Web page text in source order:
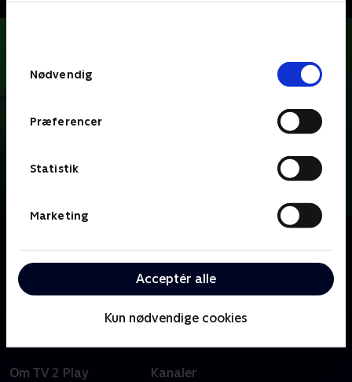
Nødvendig
Præferencer
Statistik
Marketing
Acceptér alle
Kun nødvendige cookies
det danske sprog og masser af konkurrence. Hvem
er hurtigst på buzzeren?
Om TV 2 Play Kanaler